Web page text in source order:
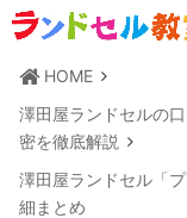
HOME
澤田屋ランドセルの
密を徹底解説
澤田屋ランドセル「
細まとめ